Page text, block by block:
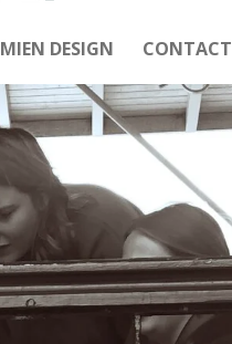
MIEN DESIGN CONTACT